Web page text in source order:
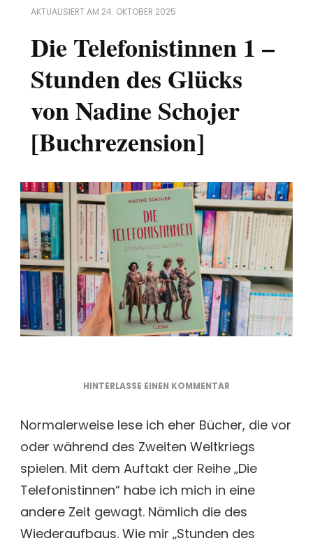
AKTUALISIERT AM 24. OKTOBER 2025
Die Telefonistinnen 1 –
Stunden des Glücks
von Nadine Schojer
[Buchrezension]
HINTERLASSE EINEN KOMMENTAR
1
–
STUNDEN
DES
GLÜCKS
NADINE
SCHOJER
Normalerweise lese ich eher Bücher, die vor
oder während des Zweiten Weltkriegs
spielen. Mit dem Auftakt der Reihe „Die
Telefonistinnen“ habe ich mich in eine
andere Zeit gewagt. Nämlich die des
Wiederaufbaus. Wie mir „Stunden des